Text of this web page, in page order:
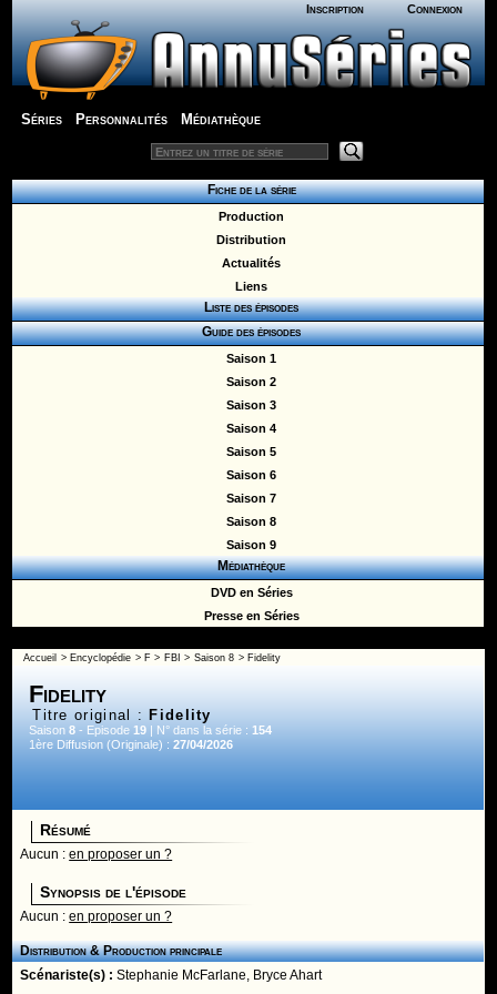
Inscription Connexion
Séries Personnalités Médiathèque
Fiche de la série
Production
Distribution
Actualités
Liens
Liste des épisodes
Guide des épisodes
Saison 1
Saison 2
Saison 3
Saison 4
Saison 5
Saison 6
Saison 7
Saison 8
Saison 9
Médiathèque
DVD en Séries
Presse en Séries
Accueil > Encyclopédie > F > FBI > Saison 8 > Fidelity
Fidelity
Titre original : Fidelity
Saison8 - Episode19 | N° dans la série :154
1ère Diffusion (Originale) :27/04/2026
Résumé
Aucun :en proposer un ?
Synopsis de l'épisode
Aucun :en proposer un ?
Distribution & Production principale
Scénariste(s) :Stephanie McFarlane, Bryce Ahart